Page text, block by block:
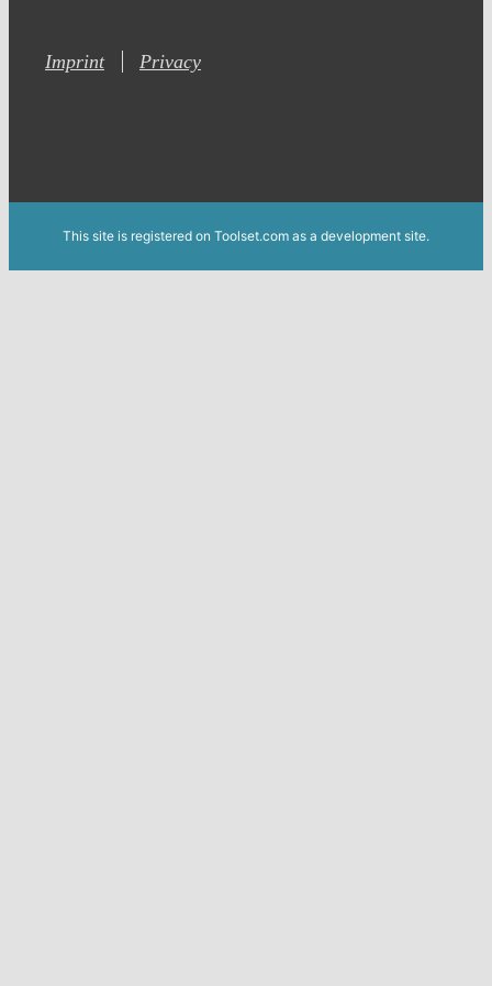
Imprint Privacy
This site is registered on Toolset.com as a development site.